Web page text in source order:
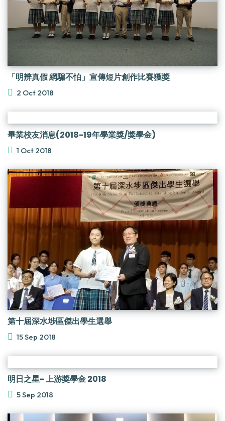
「明辨真假 網騙不怕」宣傳短片創作比賽獲獎
2 Oct 2018
畢業校友消息(2018-19年學業獎/獎學金)
1 Oct 2018
第十屆深水埗區傑出學生選舉
15 Sep 2018
明日之星- 上游獎學金 2018
5 Sep 2018